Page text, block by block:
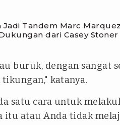
Jadi Tandem Marc
dari Casey Stoner
buruk, dengan sangat
katanya.
satu cara untuk
itu atau Anda tidak